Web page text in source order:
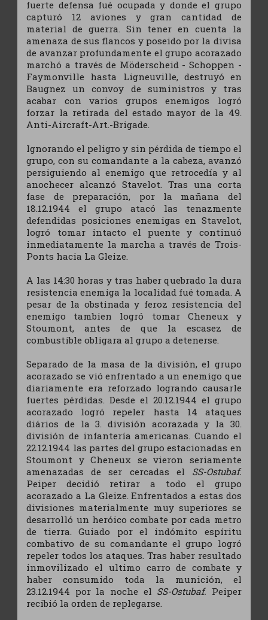
fuerte defensa fué ocupada y donde el grupo
capturó 12 aviones y gran cantidad de
material de guerra. Sin tener en cuenta la
amenaza de sus flancos y poseido por la divisa
de avanzar profundamente el grupo acorazado
marchó a través de Möderscheid - Schoppen -
Faymonville hasta Ligneuville, destruyó en
Baugnez un convoy de suministros y tras
acabar con varios grupos enemigos logró
forzar la retirada del estado mayor de la 49.
Anti-Aircraft-Art.-Brigade.
Ignorando el peligro y sin pérdida de tiempo el
grupo, con su comandante a la cabeza, avanzó
persiguiendo al enemigo que retrocedía y al
anochecer alcanzó Stavelot. Tras una corta
fase de preparación, por la mañana del
18.12.1944 el grupo atacó las tenazmente
defendidas posiciones enemigas en Stavelot,
logró tomar intacto el puente y continuó
inmediatamente la marcha a través de Trois-
Ponts hacia La Gleize.
A las 14:30 horas y tras haber quebrado la dura
resistencia enemiga la localidad fué tomada. A
pesar de la obstinada y feroz resistencia del
enemigo tambien logró tomar Cheneux y
Stoumont, antes de que la escasez de
combustible obligara al grupo a detenerse.
Separado de la masa de la división, el grupo
acorazado se vió enfrentado a un enemigo que
diariamente era reforzado logrando causarle
fuertes pérdidas. Desde el 20.12.1944 el grupo
acorazado logró repeler hasta 14 ataques
diários de la 3. división acorazada y la 30.
división de infantería americanas. Cuando el
22.12.1944 las partes del grupo estacionadas en
Stoumont y Cheneux se vieron seriamente
amenazadas de ser cercadas el SS-Ostubaf.
Peiper decidió retirar a todo el grupo
acorazado a La Gleize. Enfrentados a estas dos
divisiones materialmente muy superiores se
desarrolló un heróico combate por cada metro
de tierra. Guiado por el indómito espíritu
combativo de su comandante el grupo logró
repeler todos los ataques. Tras haber resultado
inmovilizado el ultimo carro de combate y
haber consumido toda la munición, el
23.12.1944 por la noche el SS-Ostubaf. Peiper
recibió la orden de replegarse.